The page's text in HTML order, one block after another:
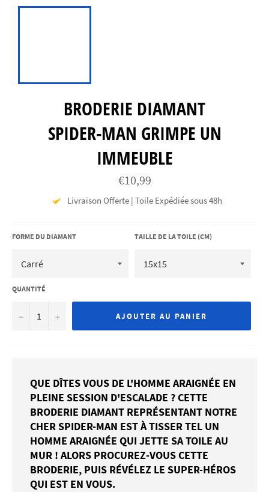
BRODERIE DIAMANT
SPIDER-MAN GRIMPE UN
IMMEUBLE
Prix
régulier
€10,99
Livraison Offerte | Toile Expédiée sous 48h
FORME DU DIAMANT TAILLE DE LA TOILE (CM)
QUANTITÉ
− + AJOUTER AU PANIER
QUE DÎTES VOUS DE L'HOMME ARAIGNÉE EN
PLEINE SESSION D'ESCALADE ? CETTE
BRODERIE DIAMANT REPRÉSENTANT NOTRE
CHER SPIDER-MAN EST À TISSER TEL UN
HOMME ARAIGNÉE QUI JETTE SA TOILE AU
MUR ! ALORS PROCUREZ-VOUS CETTE
BRODERIE, PUIS RÉVÉLEZ LE SUPER-HÉROS
QUI EST EN VOUS.